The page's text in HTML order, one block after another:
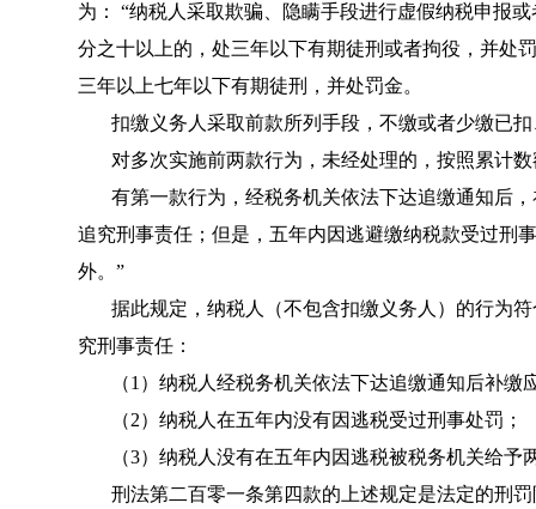
为： “纳税人采取欺骗、隐瞒手段进行虚假纳税申报
分之十以上的，处三年以下有期徒刑或者拘役，并处
三年以上七年以下有期徒刑，并处罚金。
扣缴义务人采取前款所列手段，不缴或者少缴已
对多次实施前两款行为，未经处理的，按照累计
有第一款行为，经税务机关依法下达追缴通知后
追究刑事责任；但是，五年内因逃避缴纳税款受过刑
外。”
据此规定，纳税人（不包含扣缴义务人）的行为
究刑事责任：
（1）纳税人经税务机关依法下达追缴通知后补
（2）纳税人在五年内没有因逃税受过刑事处罚；
（3）纳税人没有在五年内因逃税被税务机关给予
刑法第二百零一条第四款的上述规定是法定的刑